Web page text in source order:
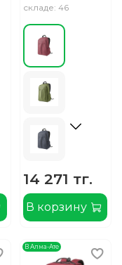
складе: 46
14 271 тг.
В корзину
В Алма-Ате